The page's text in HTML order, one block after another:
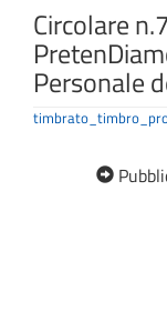
Circolare
Personale